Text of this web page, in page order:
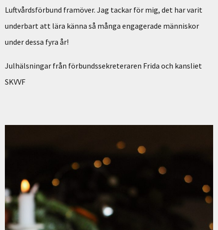
Luftvårdsförbund framöver. Jag tackar för mig, det har varit
underbart att lära känna så många engagerade människor
under dessa fyra år!
Julhälsningar från förbundssekreteraren Frida och kansliet
SKVVF